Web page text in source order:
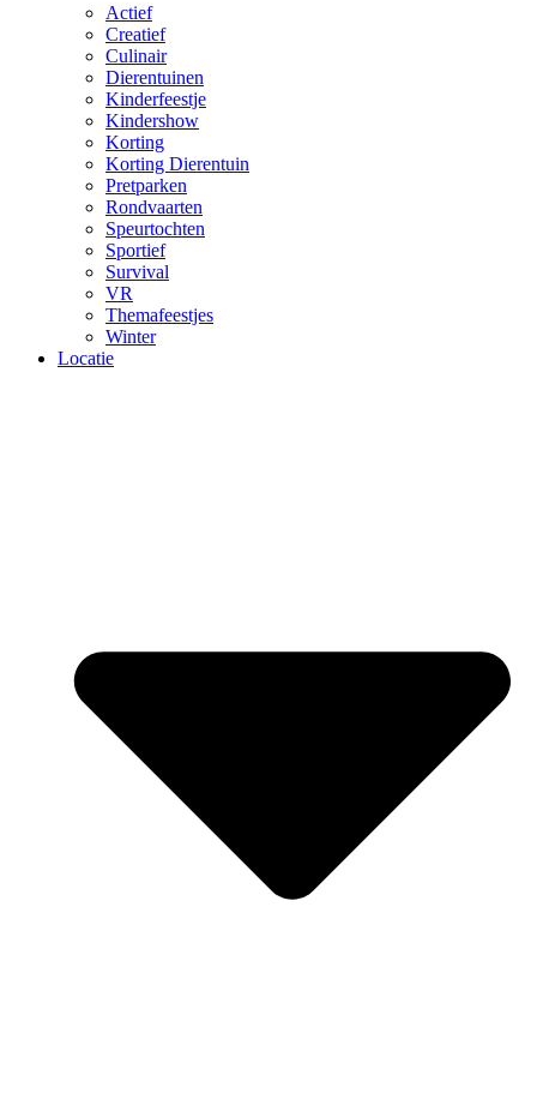
Actief
Creatief
Culinair
Dierentuinen
Kinderfeestje
Kindershow
Korting
Korting Dierentuin
Pretparken
Rondvaarten
Speurtochten
Sportief
Survival
VR
Themafeestjes
Winter
Locatie